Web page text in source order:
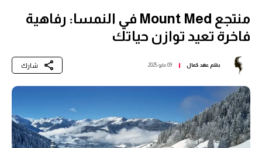
منتجع Mount Med في النمسا: رفاهية
فاخرة تعيد توازن حياتك
بقلمعهد كمال 09 مايو 2025 شارك